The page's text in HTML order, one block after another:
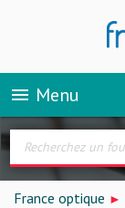
menu Menu
France optique